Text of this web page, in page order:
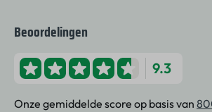
Beoordelingen
9.3
Onze gemiddelde score op basis van